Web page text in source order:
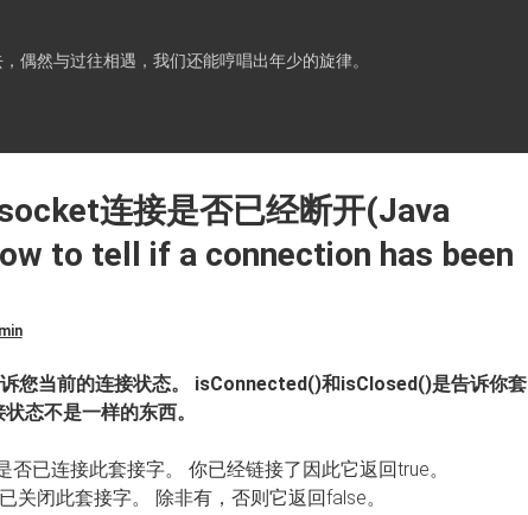
偶然与过往相遇，我们还能哼唱出年少的旋律。
连接是否已经断开(Java
to tell if a connection has been
您当前的连接状态。 isConnected()和isClosed()是告诉你套
态不是一样的东西。
否已连接此套接字。 你已经链接了因此它返回true。
关闭此套接字。 除非有，否则它返回false。